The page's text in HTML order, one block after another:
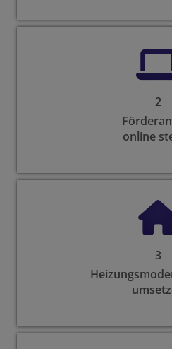
2
online
3